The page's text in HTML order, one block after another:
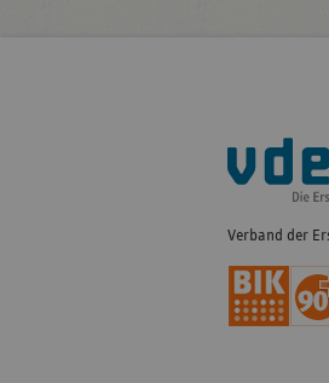
Fußleisten-
Navigation
Verband der